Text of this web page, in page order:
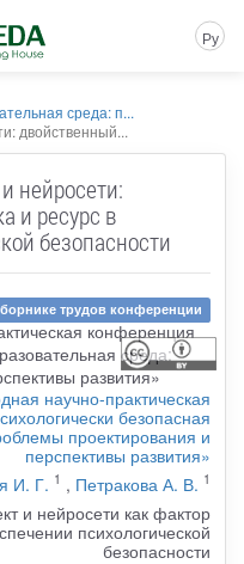
Ру
среда: п...
двойственный...
нейросети:
и ресурс в
безопасности
трудов конференции
научно-практическая
безопасная
проектирования и
перспективы развития»
И. Г. 1 , Петракова А. В. 1
и нейросети как фактор
психологической
безопасности